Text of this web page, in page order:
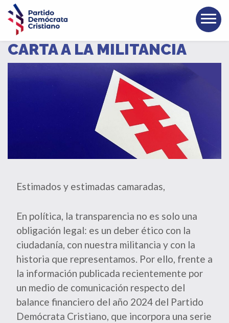
CARTA A LA MILITANCIA
Estimados y estimadas camaradas,
En política, la transparencia no es solo una
obligación legal: es un deber ético con la
ciudadanía, con nuestra militancia y con la
historia que representamos. Por ello, frente a
la información publicada recientemente por
un medio de comunicación respecto del
balance financiero del año 2024 del Partido
Demócrata Cristiano, que incorpora una serie